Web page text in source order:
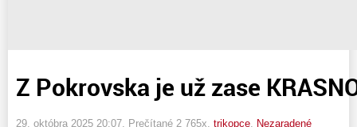
Z Pokrovska je už zase
29. októbra 2025 20:07 , Prečítané 2 765x, trikopce Nezaradené